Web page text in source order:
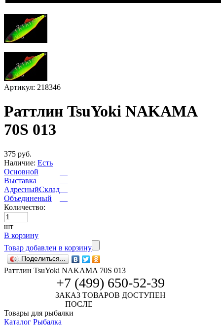
Артикул: 218346
Раттлин TsuYoki NAKAMA
70S 013
375 руб.
Наличие: Есть
Основной
Выставка
АдресныйСклад
Объединеный
Количество:
шт
В корзину
Товар добавлен в корзину
Поделиться...
Раттлин TsuYoki NAKAMA 70S 013
+7 (499) 650-52-39
ЗАКАЗ ТОВАРОВ ДОСТУПЕН
ПОСЛЕ
Товары для рыбалки
Каталог Рыбалка